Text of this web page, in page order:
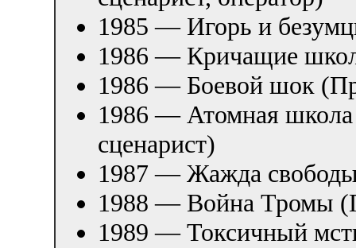
1985 — Игорь и
1986 — Кричащие
1986 — Боевой шок
1986 — Атомная
сценарист)
1987 — Жажда
1988 — Война Тромы
1989 — Токсичный